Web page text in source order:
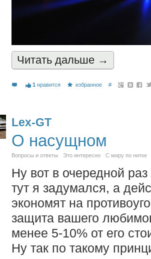
Читать дальшe →
1 нравится избранное #
Lex-GT
О насущном
Вопросы и ответы Это интересно С миру по нитке
Ну вот в очередной
тут я задумался, а
экономят на
защита вашего
менее 5-10% от его
Ну так по такому